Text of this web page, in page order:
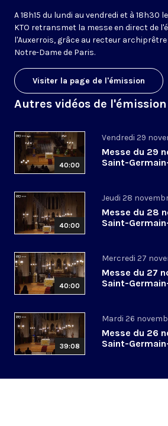
A 18h15 du lundi au vendredi et à 18h30
KTO retransmet la messe en direct de
l'Auxerrois, grâce au recteur
Notre-Dame de Paris.
Visiter la page de l'émission
Autres vidéos de l'émission
40:00
Vendredi 29
Messe du 29
Saint-
40:00
Jeudi 28
Messe du 28
Saint-
40:00
Mercredi 27
Messe du 27
Saint-
39:08
Mardi 26
Messe du 26
Saint-